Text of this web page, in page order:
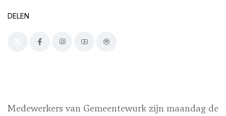
DELEN
Medewerkers van Gemeentewurk zijn maandag de